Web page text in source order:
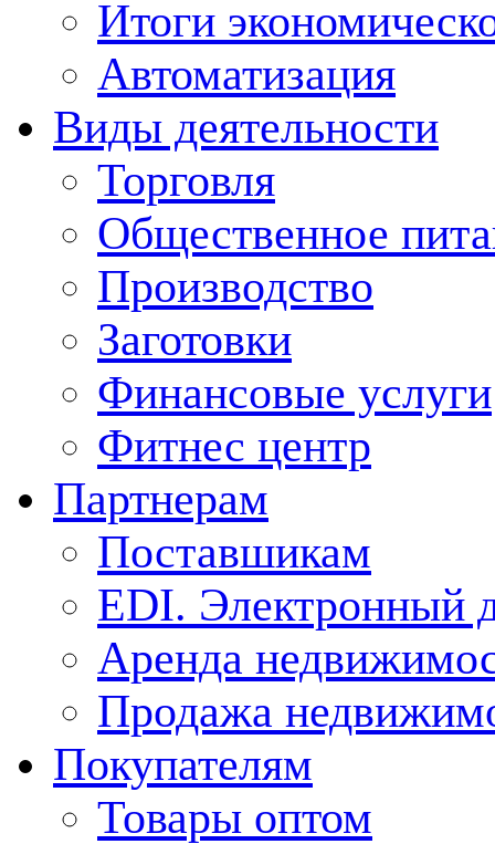
Итоги
Автоматизация
Виды деятельности
Торговля
Общественное
Производство
Заготовки
Финансовые услуги
Фитнес центр
Партнерам
Поставшикам
EDI. Электронный
Аренда
Продажа
Покупателям
Товары оптом